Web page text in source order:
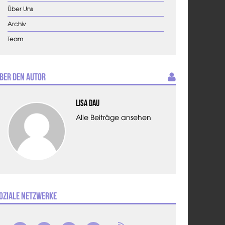
Über Uns
Archiv
Team
den Autor
Lisa Dau
Alle Beiträge ansehen
Netzwerke